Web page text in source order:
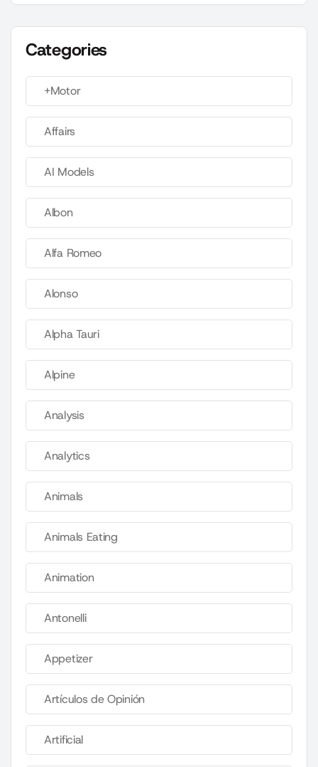
Categories
+Motor
Affairs
AI Models
Albon
Alfa Romeo
Alonso
Alpha Tauri
Alpine
Analysis
Analytics
Animals
Animals Eating
Animation
Antonelli
Appetizer
Artículos de Opinión
Artificial